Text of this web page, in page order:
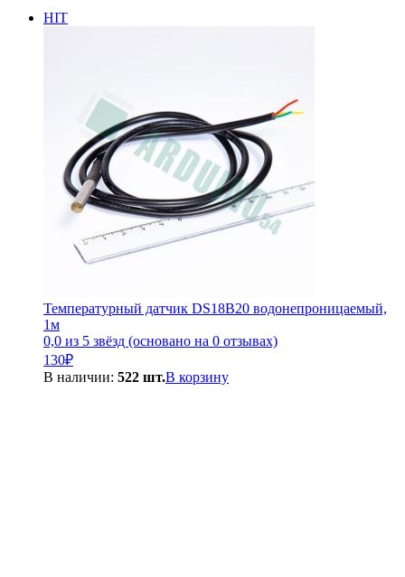
Тактильные
Света и цвета
Давления
Прочее
(38)
В наличии
Фильтровать
HIT
Температурный датчик DS18B20 водонепроницаемый,
1м
0,0 из 5 звёзд (основано на 0 отзывах)
130₽
В наличии: 522 шт.В корзину